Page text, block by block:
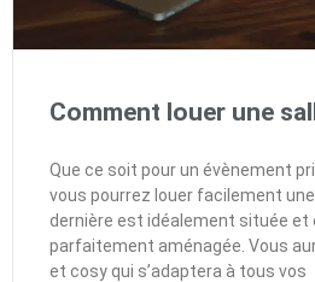
Comment louer une
Que ce soit pour un évènement
vous pourrez louer facilement
dernière est idéalement située et
parfaitement aménagée. Vous
et cosy qui s’adaptera à tous vos